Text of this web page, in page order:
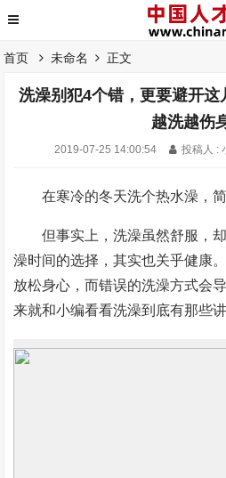
首页 未命名 正文
洗澡别犯4个错，更要避开这
越洗越伤
2019-07-25 14:00:54 投稿人 :
在寒冷的冬天洗个热水澡，
但事实上，洗澡虽然舒服，
澡时间的选择，其实也关乎健康
放松身心，而错误的洗澡方式会
来就和小编看看洗澡到底有那些讲